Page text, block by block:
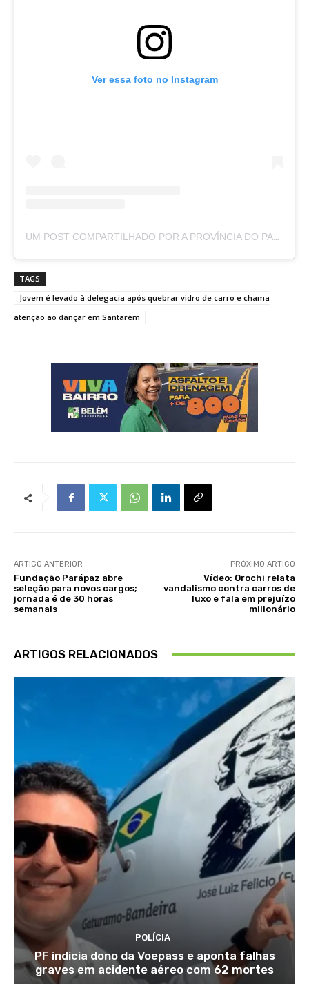
Ver essa foto no Instagram
UM POST COMPARTILHADO POR A PROVÍNCIA DO PARÁ (@APROVINCIADOPARA)
TAGS
Jovem é levado à delegacia após quebrar vidro de carro e chama
atenção ao dançar em Santarém
ARTIGO ANTERIOR
Fundação Parápaz abre
seleção para novos cargos;
jornada é de 30 horas
semanais
PRÓXIMO ARTIGO
Vídeo: Orochi relata
vandalismo contra carros de
luxo e fala em prejuízo
milionário
ARTIGOS RELACIONADOS
POLÍCIA
PF indicia dono da Voepass e aponta falhas
graves em acidente aéreo com 62 mortes